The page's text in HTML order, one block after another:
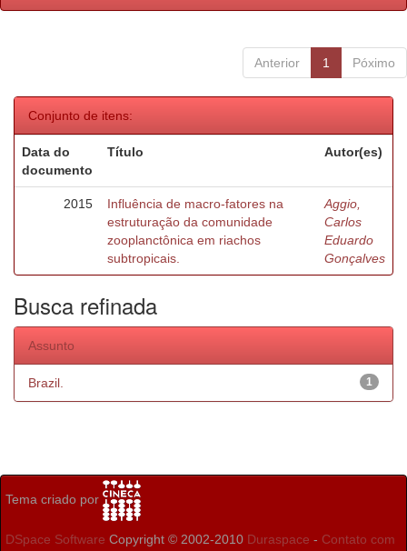
Anterior 1 Póximo
Conjunto de itens:
Data do
documento
Título Autor(es)
2015
Influência de macro-fatores na
estruturação da comunidade
zooplanctônica em riachos
subtropicais.
Aggio,
Carlos
Eduardo
Gonçalves
Busca refinada
Assunto
1
Brazil.
Tema criado por
DSpace Software Copyright © 2002-2010 Duraspace - Contato com